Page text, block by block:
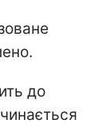
до